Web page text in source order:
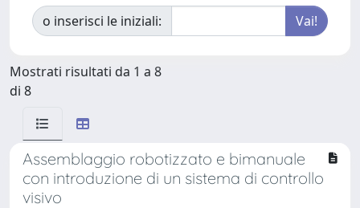
o inserisci le iniziali:
Mostrati risultati da 1 a 8
di 8
Assemblaggio robotizzato e bimanuale
con introduzione di un sistema di controllo
visivo